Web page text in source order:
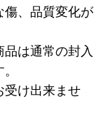
傷、品質変化が
は通常の封入
受け出来ませ